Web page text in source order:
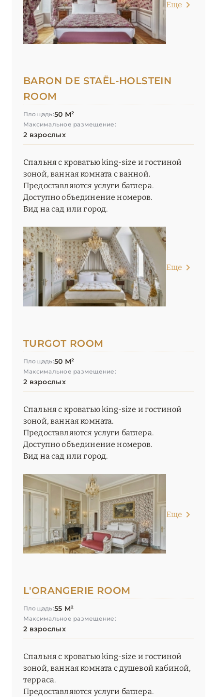
Еще
BARON DE STAËL-HOLSTEIN
ROOM
Площадь:50 М²
Максимальное размещение:
2 взрослых
Спальня с кроватью king-size и гостиной
зоной, ванная комната с ванной.
Предоставляются услуги батлера.
Доступно объединение номеров.
Вид на сад или город.
Еще
TURGOT ROOM
Площадь:50 М²
Максимальное размещение:
2 взрослых
Спальня с кроватью king-size и гостиной
зоной, ванная комната.
Предоставляются услуги батлера.
Доступно объединение номеров.
Вид на сад или город.
Еще
L'ORANGERIE ROOM
Площадь:55 М²
Максимальное размещение:
2 взрослых
Спальня с кроватью king-size и гостиной
зоной, ванная комната с душевой кабиной,
терраса.
Предоставляются услуги батлера.